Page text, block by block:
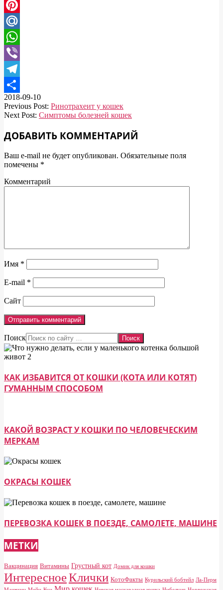
Twitter
Pinterest
Mail.Ru
WhatsApp
Viber
Telegram
Отправить
2018-09-10
Previous Post: Ринотрахеит у кошек
Next Post: Симптомы болезней кошек
ДОБАВИТЬ КОММЕНТАРИЙ
Ваш e-mail не будет опубликован. Обязательные поля
помечены *
Комментарий
Имя *
E-mail *
Сайт
Поиск
КАК ИЗБАВИТСЯ ОТ КОШКИ (КОТА ИЛИ КОТЯТ)
ГУМАННЫМ СПОСОБОМ
КАКОЙ ВОЗРАСТ У КОШКИ ПО ЧЕЛОВЕЧЕСКИМ
МЕРКАМ
ОКРАСЫ КОШЕК
ПЕРЕВОЗКА КОШЕК В ПОЕЗДЕ, САМОЛЕТЕ, МАШИНЕ
МЕТКИ
Вакцинация Витамины Грустный кот Домик для кошки
ИнтересноеКлички КотоФакты Курильский бобтейл Ла-Перм